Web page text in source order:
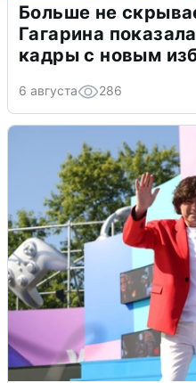
Больше не
Гагарина
кадры с новым
6 августа 286